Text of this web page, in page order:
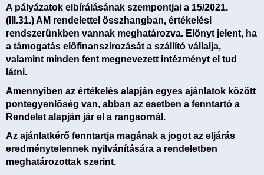
A pályázatok elbírálásának szempontjai a 15/2021.
(III.31.) AM rendelettel összhangban, értékelési
rendszerünkben vannak meghatározva. Előnyt jelent, ha
a támogatás előfinanszírozását a szállító vállalja,
valamint minden fent megnevezett intézményt el tud
látni.
Amennyiben az értékelés alapján egyes ajánlatok között
pontegyenlőség van, abban az esetben a fenntartó a
Rendelet alapján jár el a rangsornál.
Az ajánlatkérő fenntartja magának a jogot az eljárás
eredménytelennek nyilvánítására a rendeletben
meghatározottak szerint.